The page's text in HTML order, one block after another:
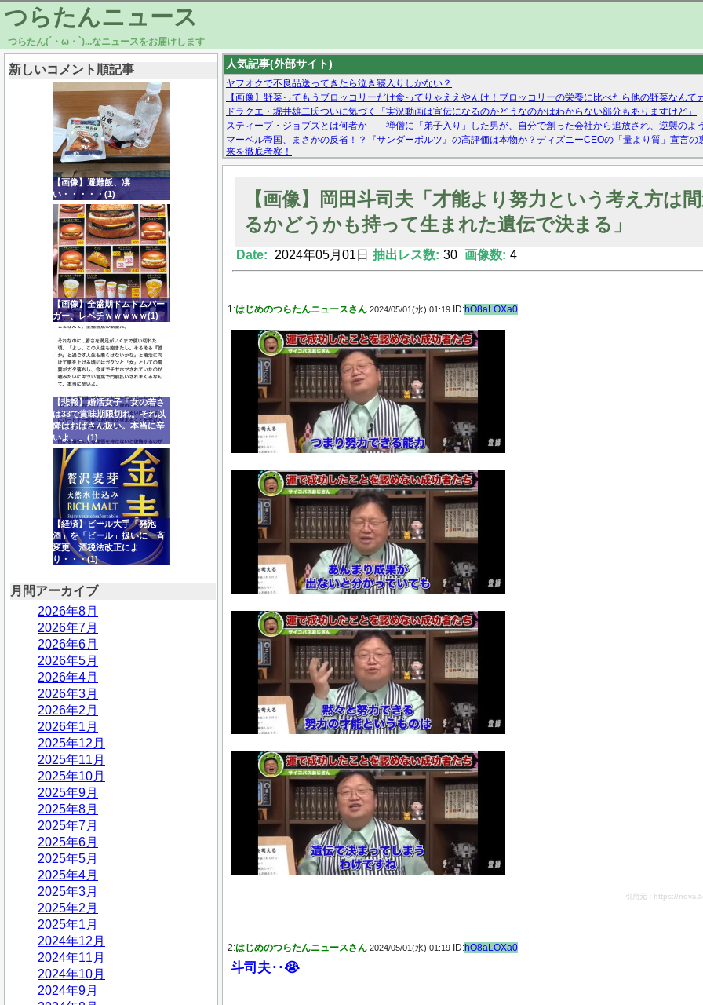
つらたんニュース
つらたん(´・ω・`)...なニュースをお届けします
新しいコメント順記事
【画像】避難飯、凄
い・・・・・(1)
【画像】全盛期ドムドムバー
ガー、レベチｗｗｗｗｗ(1)
【悲報】婚活女子「女の若さ
は33で賞味期限切れ。それ以
降はおばさん扱い。本当に辛
いよ。」(1)
【経済】ビール大手「発泡
酒」を「ビール」扱いに一斉
変更 酒税法改正によ
り・・・(1)
月間アーカイブ
2026年8月
2026年7月
2026年6月
2026年5月
2026年4月
2026年3月
2026年2月
2026年1月
2025年12月
2025年11月
2025年10月
2025年9月
2025年8月
2025年7月
2025年6月
2025年5月
2025年4月
2025年3月
2025年2月
2025年1月
2024年12月
2024年11月
2024年10月
2024年9月
人気記事(外部サイト)
ヤフオクで不良品送ってきたら泣き寝入りしかない？
【画像】野菜ってもうブロッコリーだけ食ってりゃええやんけ！ブロッコリーの栄養に比べたら他の野菜なんて
ドラクエ・堀井雄二氏ついに気づく「実況動画は宣伝になるのかどうなのかはわからない部分もありますけど」
スティーブ・ジョブズとは何者か——禅僧に「弟子入り」した男が、自分で創った会社から追放され、逆襲のよ
マーベル帝国、まさかの反省！？『サンダーボルツ』の高評価は本物か？ディズニーCEOの「量より質」宣言
来を徹底考察！
【モー娘。石田亜佑美】ファーストテイク出演も新規獲得ならず？北川莉央が1位に
Powered by livedoor 相互RSS
【画像】岡田斗司夫「才能より努力という考え方は
るかどうかも持って生まれた遺伝で決まる」
Date: 2024年05月01日 抽出レス数: 30 画像数: 4
1:はじめのつらたんニュースさん 2024/05/01(水) 01:19 ID:hO8aLOXa0
引用元：https://
2:はじめのつらたんニュースさん 2024/05/01(水) 01:19 ID:hO8aLOXa0
斗司夫‥😭